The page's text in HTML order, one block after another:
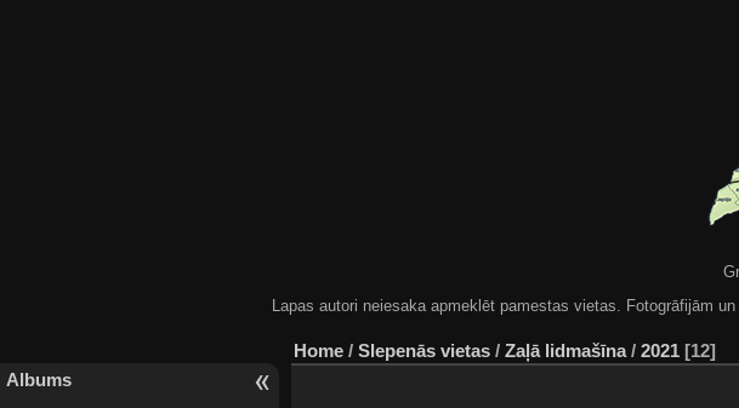
Lapas autori neiesaka apmeklēt pamestas vietas. Fotogrāfijām
Albums
Home / Slepenās vietas / Zaļā lidmašīna/ 2021 12